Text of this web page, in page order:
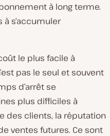
à long terme.
s’accumuler
le plus facile à
pas le seul et souvent
d’arrêt se
plus difficiles à
des clients, la réputation
ventes futures. Ce sont